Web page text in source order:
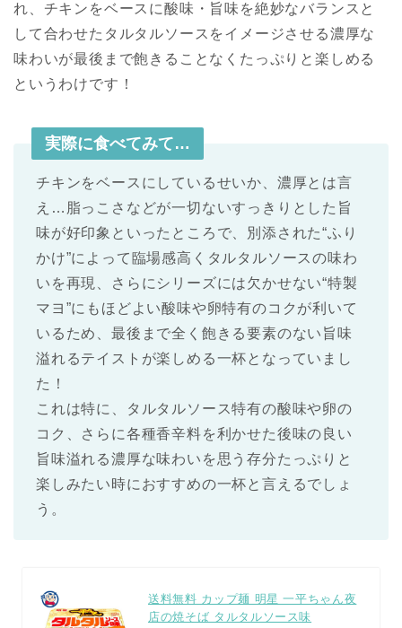
れ、チキンをベースに酸味・旨味を絶妙なバランスと
して合わせたタルタルソースをイメージさせる濃厚な
味わいが最後まで飽きることなくたっぷりと楽しめる
というわけです！
実際に食べてみて…
チキンをベースにしているせいか、濃厚とは言
え…脂っこさなどが一切ないすっきりとした旨
味が好印象といったところで、別添された“ふり
かけ”によって臨場感高くタルタルソースの味わ
いを再現、さらにシリーズには欠かせない“特製
マヨ”にもほどよい酸味や卵特有のコクが利いて
いるため、最後まで全く飽きる要素のない旨味
溢れるテイストが楽しめる一杯となっていまし
た！
これは特に、タルタルソース特有の酸味や卵の
コク、さらに各種香辛料を利かせた後味の良い
旨味溢れる濃厚な味わいを思う存分たっぷりと
楽しみたい時におすすめの一杯と言えるでしょ
う。
送料無料 カップ麺 明星 一平ちゃん夜
店の焼そば タルタルソース味